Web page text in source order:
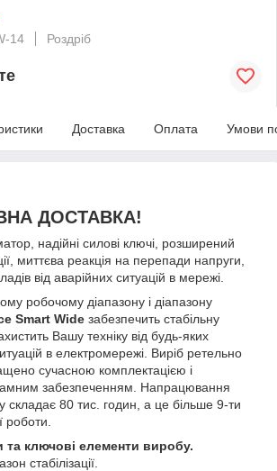
14
Роздріб
Доставка Оплата Умови
ДОСТАВКА!
надійні силові ключі, розширений
миттєва реакція на перепади напруги,
від аварійних ситуацій в мережі.
робочому діапазону і діапазону
Smart Wide забезпечить стабільну
Вашу техніку від будь-яких
в електромережі. Виріб ретельно
сучасною комплектацією і
забезпеченням. Напрацювання
складає 80 тис. годин, а це більше 9-ти
роботи.
та ключові елементи виробу.
стабілізації.